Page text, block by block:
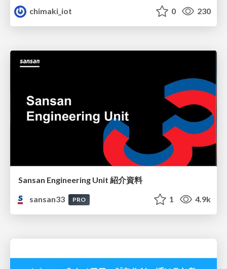
chimaki_iot
0 230
Sansan Engineering Unit 紹介資料
sansan33
PRO 1 4.9k